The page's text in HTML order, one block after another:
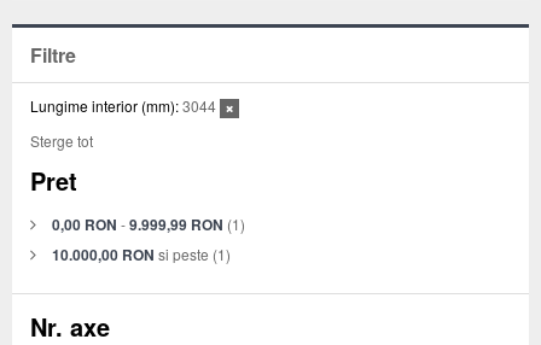
Filtre
Lungime interior (mm):3044
Sterge tot
Pret
0,00 RON -9.999,99 RON (1)
10.000,00 RON si peste (1)
Nr. axe